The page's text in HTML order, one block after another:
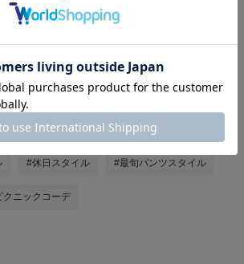
タグ
#淡色コーデ #デニム
#お出かけコーデ #ストリート
#韓国ファッション #シンプルコーデ
#休日スタイル #最旬パンツスタイル
クニックコーデ